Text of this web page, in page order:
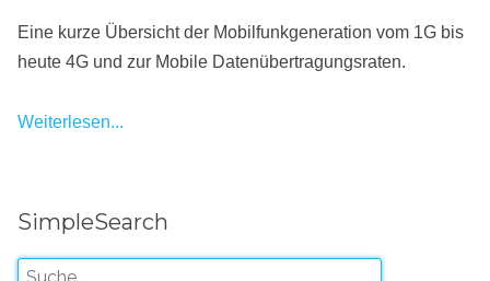
Eine kurze Übersicht der Mobilfunkgeneration vom 1G bis
heute 4G und zur Mobile Datenübertragungsraten.
Weiterlesen...
SimpleSearch